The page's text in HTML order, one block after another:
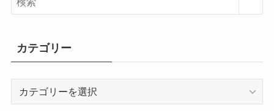
カテゴリー